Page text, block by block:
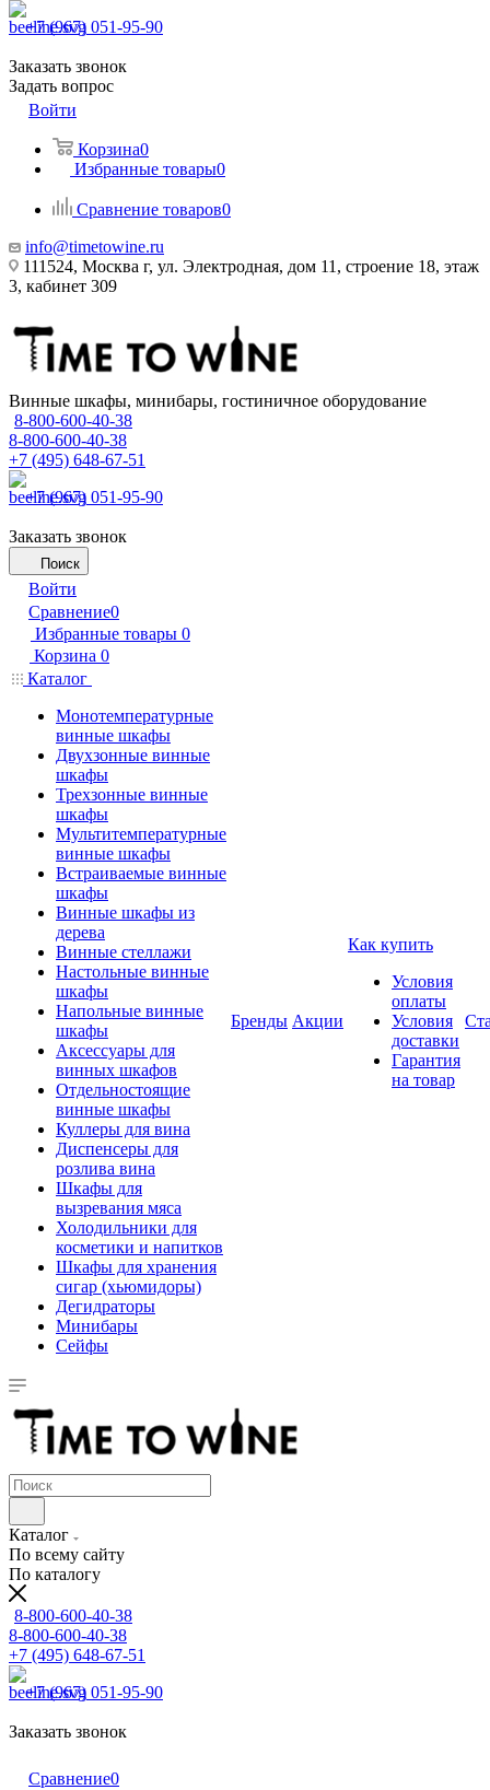
+7 (967) 051-95-90
Заказать звонок
Задать вопрос
Войти
Корзина0
Избранные товары0
Сравнение товаров0
info@timetowine.ru
111524, Москва г, ул. Электродная, дом 11, строение 18, этаж
3, кабинет 309
Винные шкафы, минибары, гостиничное оборудование
8-800-600-40-38
8-800-600-40-38
+7 (495) 648-67-51
+7 (967) 051-95-90
Заказать звонок
Поиск
Войти
Сравнение0
Избранные товары 0
Корзина 0
Каталог
Монотемпературные
винные шкафы
Двухзонные винные
шкафы
Трехзонные винные
шкафы
Мультитемпературные
винные шкафы
Встраиваемые винные
шкафы
Винные шкафы из
дерева
Винные стеллажи
Настольные винные
шкафы
Напольные винные
шкафы
Аксессуары для
винных шкафов
Отдельностоящие
винные шкафы
Куллеры для вина
Диспенсеры для
розлива вина
Шкафы для
вызревания мяса
Холодильники для
косметики и напитков
Шкафы для хранения
сигар (хьюмидоры)
Дегидраторы
Минибары
Сейфы
Бренды Акции
Как купить
Условия
оплаты
Условия
доставки
Гарантия
на товар
Каталог
По всему сайту
По каталогу
8-800-600-40-38
8-800-600-40-38
+7 (495) 648-67-51
+7 (967) 051-95-90
Заказать звонок
Сравнение0